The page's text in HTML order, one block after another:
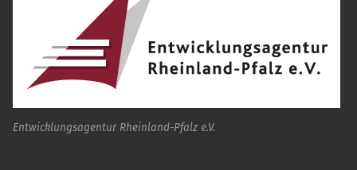
Entwicklungsagentur Rheinland-Pfalz e.V.